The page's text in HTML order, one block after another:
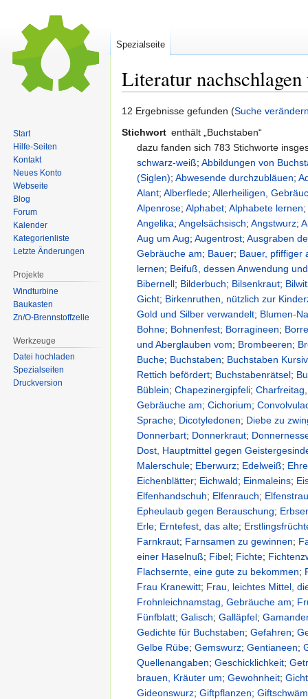
Literatur nachschlagen
Zur
Zur
12 Ergebnisse gefunden (Suche
Stichwort enthält „Buchstaben“
dazu fanden sich 783 Stichworte
schwarz-weiß;Abbildungen von
(Siglen);Abwesende durchzubläuen;
Alant;Alberflede;Allerheiligen,
Alpenrose;Alphabet;Alphabete lernen;
Angelika;Angelsächsisch;Angstwurz;
Aug um Aug;Augentrost;Ausgraben
Gebräuche am; Bauer; Bauer, pfiffiger
lernen; Beifuß, dessen Anwendung
Bibernell; Bilderbuch; Bilsenkraut;
Gicht; Birkenruthen, nützlich zur
Gold und Silber verwandelt; Blumen-
Bohne; Bohnenfest; Borragineen;
und Aberglauben vom; Brombeeren;
Buche; Buchstaben; Buchstaben
Rettich befördert; Buchstabenrätsel;
Büblein;Chapezinergipfeli;
Gebräuche am;Cichorium;
Sprache; Dicotyledonen; Diebe zu
Donnerbart; Donnerkraut;
Dost, Hauptmittel gegen
Malerschule; Eberwurz; Edelweiß;
Eichenblätter; Eichwald; Einmaleins;
Elfenhandschuh; Elfenrauch;
Epheulaub gegen Berauschung;
Erle; Erntefest, das alte;
Farnkraut; Farnsamen zu gewinnen;
einer Haselnuß; Fibel; Fichte;
Flachsernte, eine gute zu bekommen;
Frau Kranewitt; Frau, leichtes Mittel,
Frohnleichnamstag, Gebräuche am;
Fünfblatt;Galisch;Galläpfel;
Gedichte für Buchstaben;Gefahren;
Gelbe Rübe;Gemswurz;Gentianeen;
Quellenangaben;Geschicklichkeit;
brauen, Kräuter um;Gewohnheit;
Gideonswurz;Giftpflanzen;
Spezialseite
Start
Hilfe-Seiten
Kontakt
Neues Konto
Webseite
Blog
Forum
Kalender
Kategorienliste
Letzte Änderungen
Projekte
Windturbine
Baukasten
Zn/O-Brennstoffzelle
Werkzeuge
Datei hochladen
Spezialseiten
Druckversion